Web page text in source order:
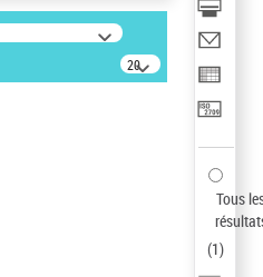
20
résultats/page
Tous
(1)